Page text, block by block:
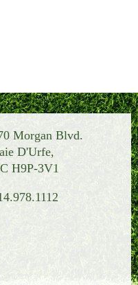
Morgan Blvd.
D'Urfe,
H9P-3V1